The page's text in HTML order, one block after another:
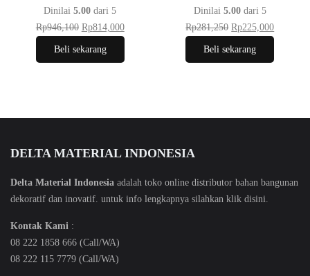
Dinilai5.00 dari 5
Rp946,100 Rp814,000
Beli sekarang
Dinilai 5.00dari 5
Rp281,250 Rp225,000
Beli sekarang
DELTA MATERIAL INDONESIA
Delta Material Indonesia adalah toko online distributor bahan bangunan
dekoratif dan inovatif. untuk info lengkapnya silahkan klik disini
Kontak Kami :
08 222 1858 666 (Call/WA)
08 222 115 7779 (Call/WA)